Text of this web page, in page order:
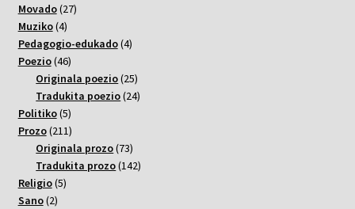
Movado 2727
Muziko 44
varoj
Pedagogio-edukado 44
Poezio 4646
varoj
Originala poezio 2525
varoj
Tradukita poezio 2424
Politiko 55
varoj
Prozo 211211
varoj
Originala prozo 7373
varoj
Tradukita prozo 142142
Religio 55
Sano 22